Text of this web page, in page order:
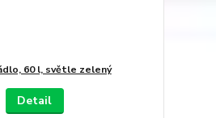
60 l, světle zelený
Detail